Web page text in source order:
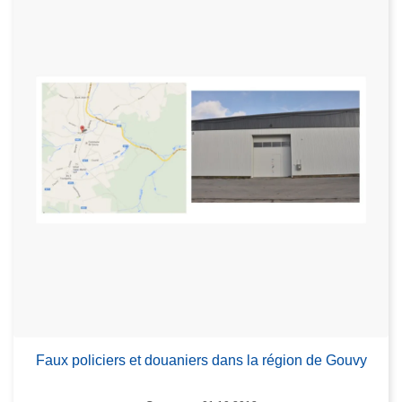
Faux policiers et douaniers dans la région de Gouvy